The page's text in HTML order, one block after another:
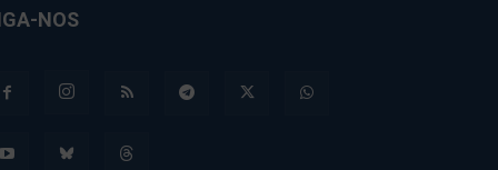
NOS